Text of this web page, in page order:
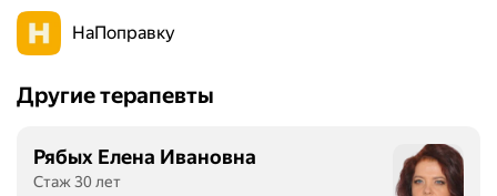
НаПоправку
Другие терапевты
Рябых Елена Ивановна
Стаж 30 лет